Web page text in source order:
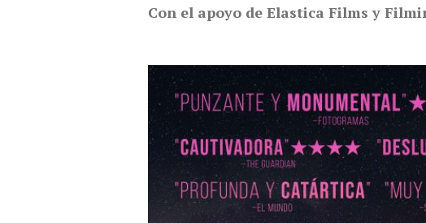
Con el apoyo de Elastica Films y